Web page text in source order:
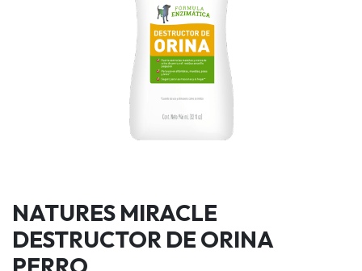
NATURES MIRACLE
DESTRUCTOR DE ORINA